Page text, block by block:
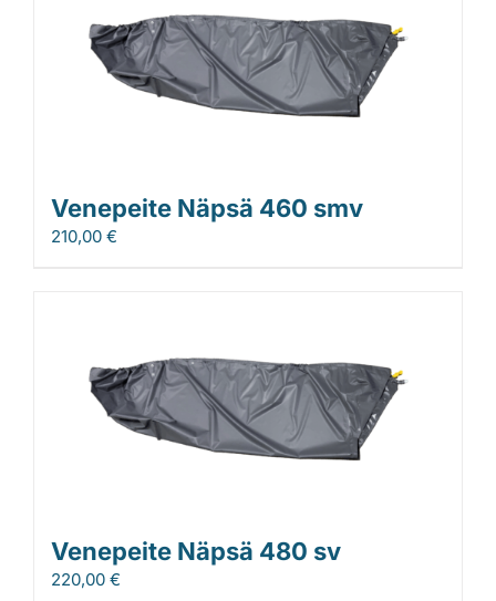
Venepeite Näpsä 460 smv
210,00 €
Venepeite Näpsä 480 sv
220,00 €